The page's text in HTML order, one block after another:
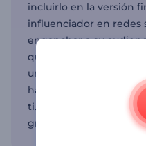
incluirlo en la versión
influenciador en redes
enganchar a su
que quiere aumentar la
un aspirante a creador
hacerse notar, nuestra
ti. Con plantillas de
gratuitamente, la